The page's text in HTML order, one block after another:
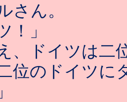
さん。
！」
、ドイツは
位のドイツに